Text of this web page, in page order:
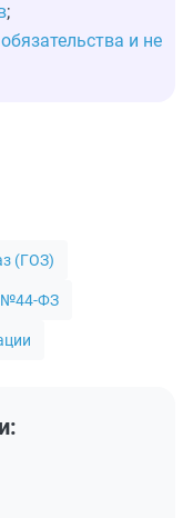
;
и не
(ГОЗ)
№44-ФЗ